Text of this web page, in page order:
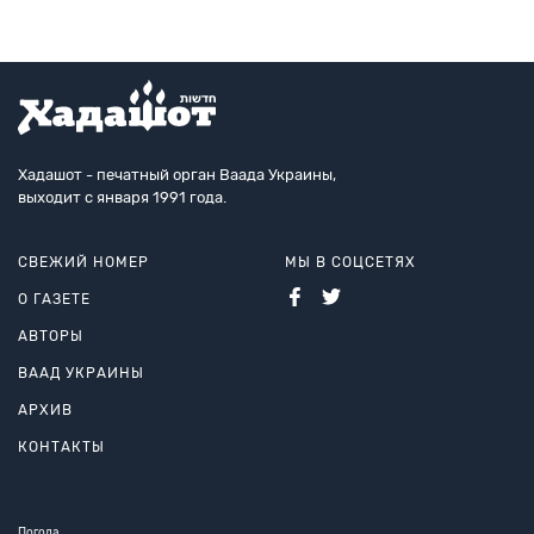
Хадашот - печатный орган Ваада Украины,
выходит с января 1991 года.
СВЕЖИЙ НОМЕР
О ГАЗЕТЕ
АВТОРЫ
ВААД УКРАИНЫ
АРХИВ
КОНТАКТЫ
МЫ В СОЦСЕТЯХ